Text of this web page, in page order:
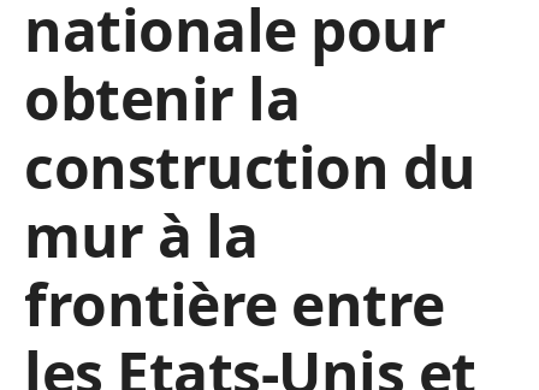
nationale pour
obtenir la
construction du
mur à la
frontière entre
les Etats-Unis et